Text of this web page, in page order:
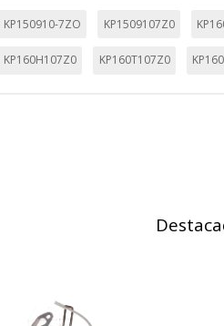
KP150910-7ZO KP1509107Z0
KP160H107Z0 KP160T107Z0
identificación única de su
desde la sección "Configuración